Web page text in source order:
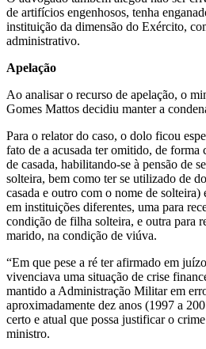
de artifícios engenhosos, tenha
instituição da dimensão do Exército,
administrativo.
Apelação
Ao analisar o recurso de apelação, o
Gomes Mattos decidiu manter a
Para o relator do caso, o dolo ficou
fato de a acusada ter omitido, de forma
de casada, habilitando-se à pensão de
solteira, bem como ter se utilizado de
casada e outro com o nome de solteira)
em instituições diferentes, uma para
condição de filha solteira, e outra para
marido, na condição de viúva.
“Em que pese a ré ter afirmado em
vivenciava uma situação de crise
mantido a Administração Militar em
aproximadamente dez anos (1997 a
certo e atual que possa justificar o
ministro.